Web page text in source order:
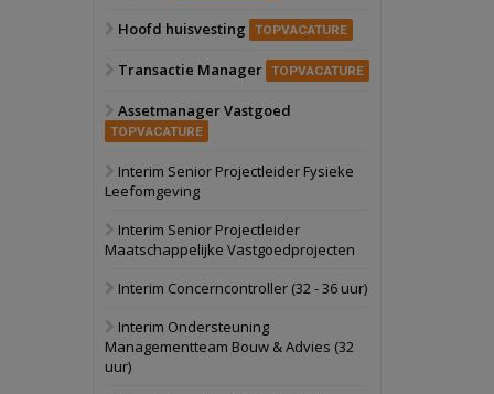
6 oktober 2026 Transformatieobject
22 september 2026
28 september 2026
Grootschalig
bedrijventerrein
Bekijk
Schuinesloot
27 augustus 2026 Binnenvaartschip
Hoofd huisvesting TOPVACATURE
Transactie Manager TOPVACATURE
Assetmanager Vastgoed
TOPVACATURE
Interim Senior Projectleider Fysieke
Leefomgeving
Interim Senior Projectleider
Maatschappelijke Vastgoedprojecten
Interim Concerncontroller (32 - 36 uur)
Interim Ondersteuning
Managementteam Bouw & Advies (32
uur)